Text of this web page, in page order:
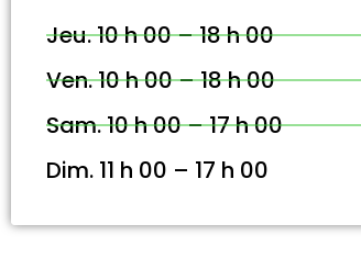
Jeu. 10 h 00 – 18 h 00
Ven. 10 h 00 – 18 h 00
Sam. 10 h 00 – 17 h 00
Dim. 11 h 00 – 17 h 00